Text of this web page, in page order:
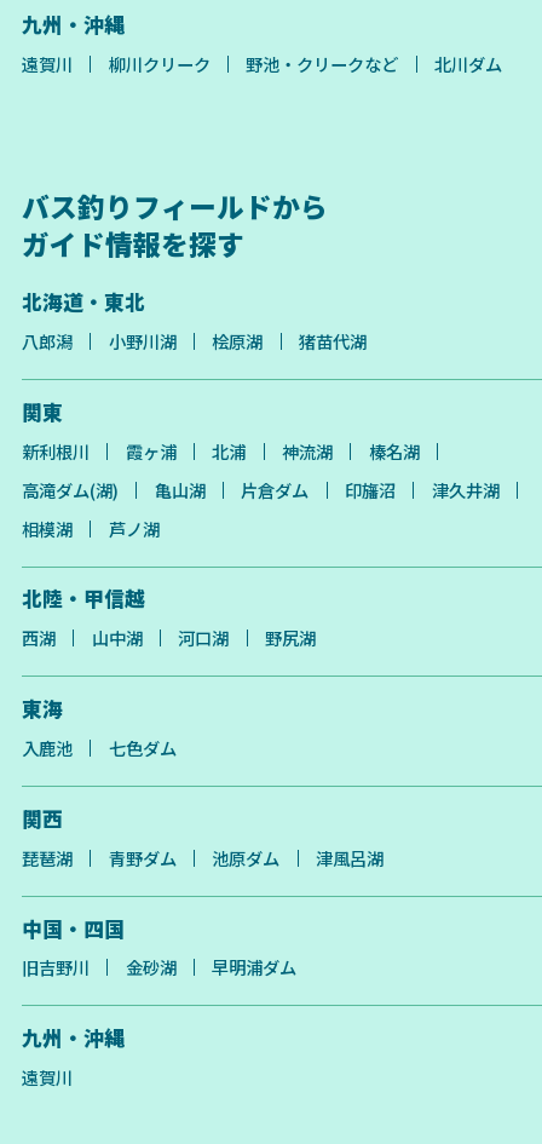
九州・沖縄
遠賀川 柳川クリーク 野池・クリークなど 北川ダム
バス釣りフィールドから
ガイド情報を探す
北海道・東北
八郎潟 小野川湖 桧原湖 猪苗代湖
関東
新利根川 霞ヶ浦 北浦 神流湖
榛名湖
高滝ダム(湖)
亀山湖 片倉ダム 印旛沼
津久井湖
相模湖
芦ノ湖
北陸・甲信越
西湖 山中湖 河口湖 野尻湖
東海
入鹿池 七色ダム
関西
琵琶湖 青野ダム 池原ダム 津風呂湖
中国・四国
旧吉野川 金砂湖 早明浦ダム
九州・沖縄
遠賀川